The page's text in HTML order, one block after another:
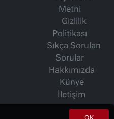
Metni
Gizlilik
Politikası
Sıkça Sorulan
Sorular
Hakkımızda
Künye
İletişim